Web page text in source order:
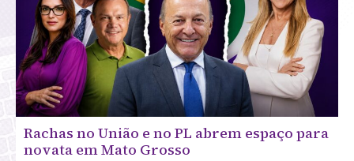
Rachas no União e no PL abrem espaço para
novata em Mato Grosso